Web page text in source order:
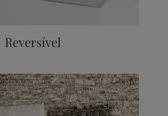
Reversível